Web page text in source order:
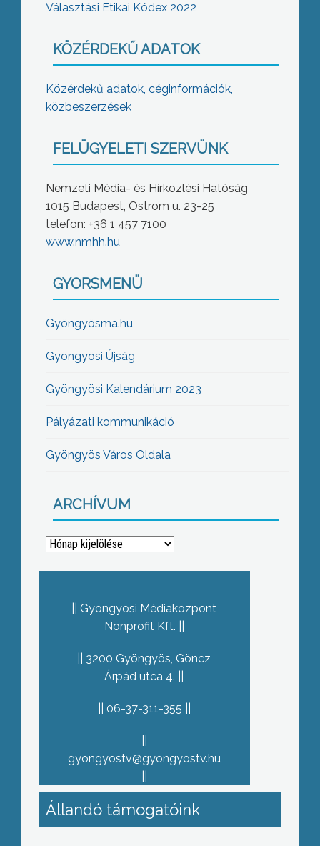
Választási Etikai Kódex 2022
KÖZÉRDEKŰ ADATOK
Közérdekű adatok, céginformációk,
közbeszerzések
FELÜGYELETI SZERVÜNK
Nemzeti Média- és Hírközlési Hatóság
1015 Budapest, Ostrom u. 23-25
telefon: +36 1 457 7100
www.nmhh.hu
GYORSMENÜ
Gyöngyösma.hu
Gyöngyösi Újság
Gyöngyösi Kalendárium 2023
Pályázati kommunikáció
Gyöngyös Város Oldala
ARCHÍVUM
Archívum
Gyöngyösi Médiaközpont
Nonprofit Kft.
3200 Gyöngyös, Göncz
Árpád utca 4.
06-37-311-355
gyongyostv@gyongyostv.hu
Állandó támogatóink